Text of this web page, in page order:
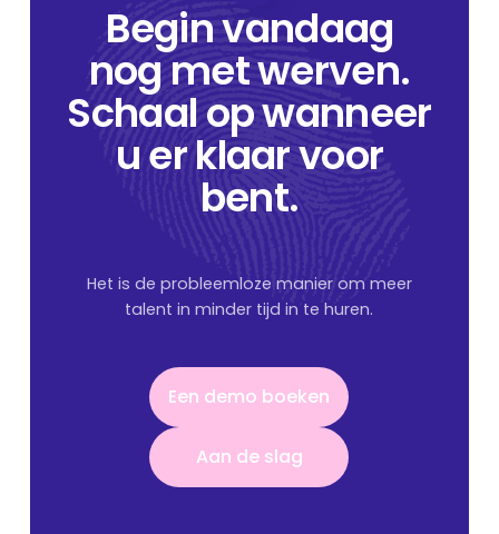
Begin vandaag
nog met werven.
Schaal op wanneer
u er klaar voor
bent.
Het is de probleemloze manier om meer
talent in minder tijd in te huren.
Een demo boeken
Een demo boeken
Aan de slag
Aan de slag